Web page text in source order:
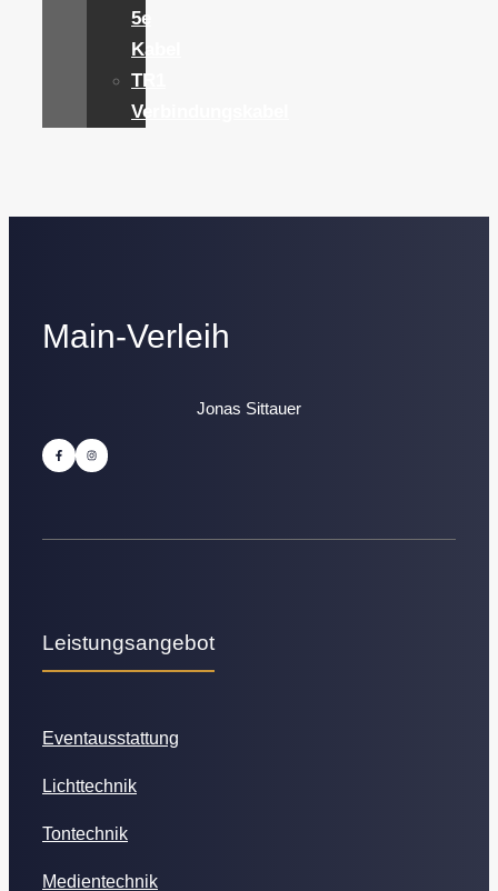
5e
Kabel
TR1
Verbindungskabel
Main-Verleih
Jonas Sittauer
Leistungsangebot
Eventausstattung
Lichttechnik
Tontechnik
Medientechnik